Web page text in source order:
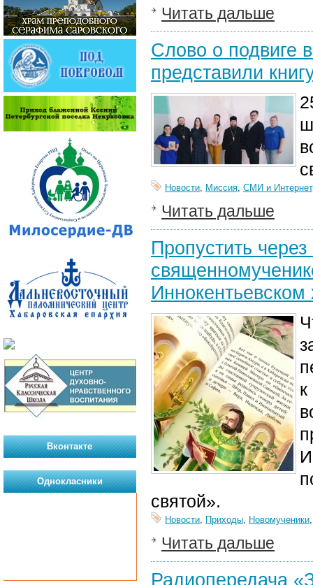
Читать дальше
Слово о подвиге
представили
Новости, Миссия, СМИ и Интернет
Читать дальше
Пропустить
святой».
Новости, Приходы, Новомученики
Читать дальше
Радиопередача
Вконтакте
Однокласники